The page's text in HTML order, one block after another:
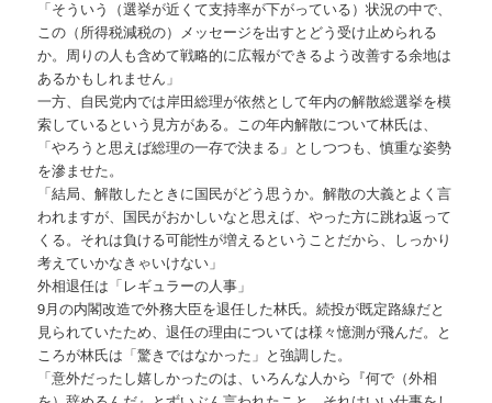
「そういう（選挙が近くて支持率が下がっている）状況の中で、
この（所得税減税の）メッセージを出すとどう受け止められる
か。周りの人も含めて戦略的に広報ができるよう改善する余地は
あるかもしれません」
一方、自民党内では岸田総理が依然として年内の解散総選挙を模
索しているという見方がある。この年内解散について林氏は、
「やろうと思えば総理の一存で決まる」としつつも、慎重な姿勢
を滲ませた。
「結局、解散したときに国民がどう思うか。解散の大義とよく言
われますが、国民がおかしいなと思えば、やった方に跳ね返って
くる。それは負ける可能性が増えるということだから、しっかり
考えていかなきゃいけない」
外相退任は「レギュラーの人事」
9月の内閣改造で外務大臣を退任した林氏。続投が既定路線だと
見られていたため、退任の理由については様々憶測が飛んだ。と
ころが林氏は「驚きではなかった」と強調した。
「意外だったし嬉しかったのは、いろんな人から『何で（外相